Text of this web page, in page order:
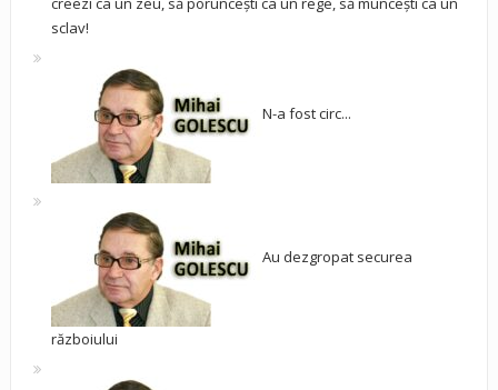
sclav!
N-a fost circ...
Au dezgropat securea
războiului